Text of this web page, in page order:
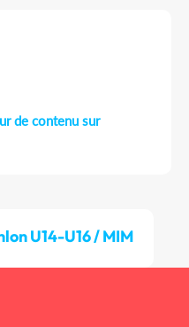
de contenu sur
U14-U16 / MIM